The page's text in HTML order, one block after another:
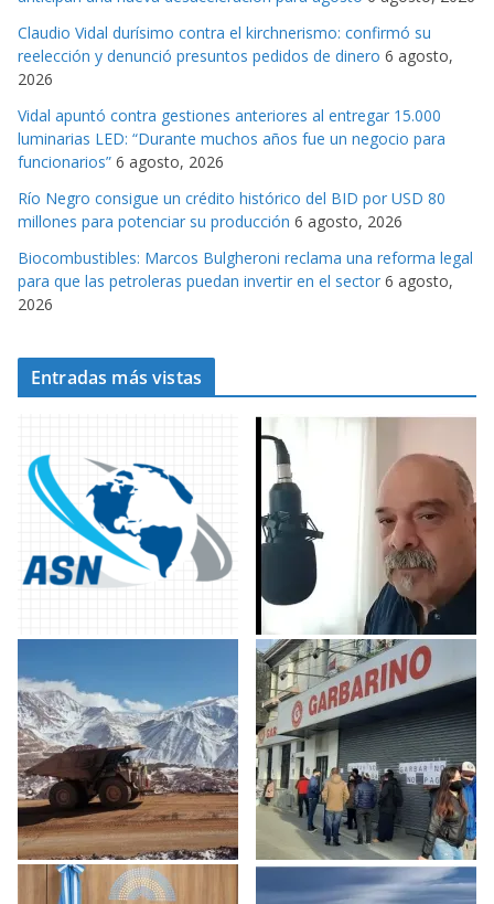
r
i
a
s
Claudio Vidal durísimo contra el kirchnerismo: confirmó su
reelección y denunció presuntos pedidos de dinero 6 agosto,
2026
Vidal apuntó contra gestiones anteriores al entregar 15.000
luminarias LED: “Durante muchos años fue un negocio para
funcionarios” 6 agosto, 2026
Río Negro consigue un crédito histórico del BID por USD 80
millones para potenciar su producción 6 agosto, 2026
Biocombustibles: Marcos Bulgheroni reclama una reforma legal
para que las petroleras puedan invertir en el sector 6 agosto,
2026
Entradas más vistas